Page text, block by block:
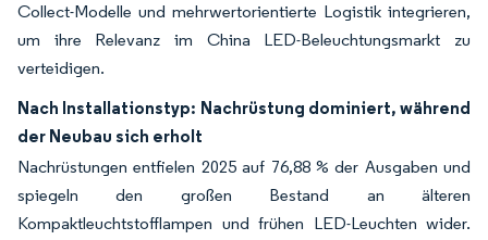
Collect-Modelle und mehrwertorientierte Logistik integrieren,
um ihre Relevanz im China LED-Beleuchtungsmarkt zu
verteidigen.
Nach Installationstyp: Nachrüstung dominiert, während
der Neubau sich erholt
Nachrüstungen entfielen 2025 auf 76,88 % der Ausgaben und
spiegeln den großen Bestand an älteren
Kompaktleuchtstofflampen und frühen LED-Leuchten wider.